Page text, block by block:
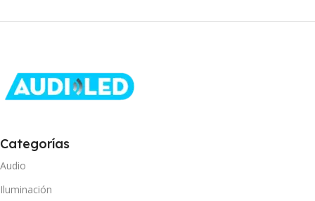
Categorías
Audio
Iluminación